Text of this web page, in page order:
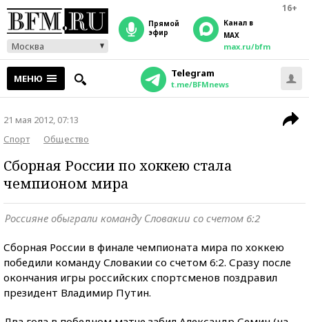
16+
Москва
прямой
эфир
Канал в
MAX
max.ru/bfm
МЕНЮ Telegram
t.me/BFMnews
21 мая 2012, 07:13
Спорт
Общество
Сборная России по хоккею стала
чемпионом мира
Россияне обыграли команду Словакии со счетом 6:2
Сборная России в финале чемпионата мира по хоккею
победили команду Словакии со счетом 6:2. Сразу после
окончания игры российских спортсменов поздравил
президент Владимир Путин.